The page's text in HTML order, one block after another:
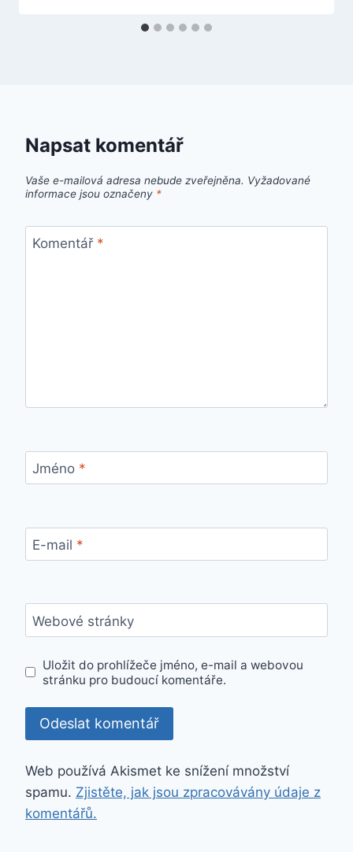
Napsat komentář
Vaše e-mailová adresa nebude zveřejněna. Vyžadované
informace jsou označeny *
Komentář *
Jméno *
E-mail *
Webové stránky
Uložit do prohlížeče jméno, e-mail a webovou
stránku pro budoucí komentáře.
Web používá Akismet ke snížení množství
spamu. Zjistěte, jak jsou zpracovávány údaje z
komentářů.